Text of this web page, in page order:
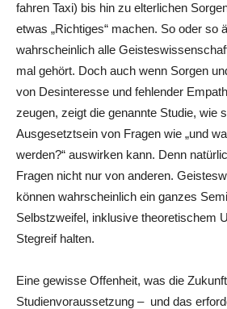
fahren Taxi) bis hin zu elterlichen
etwas „Richtiges“ machen. So oder so
wahrscheinlich alle
mal gehört. Doch auch wenn Sorgen
von Desinteresse und fehlender
zeugen, zeigt die genannte Studie, wie
Ausgesetztsein von Fragen wie „und
werden?“ auswirken kann. Denn
Fragen nicht nur von anderen.
können wahrscheinlich ein ganzes
Selbstzweifel, inklusive theoretischem
Stegreif halten.
Eine gewisse Offenheit, was die
Studienvoraussetzung – und das